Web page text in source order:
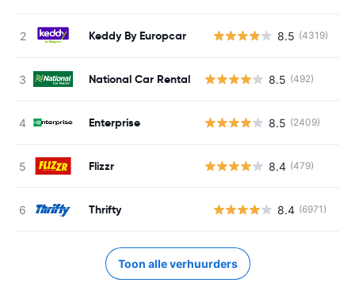
Keddy By Europcar 8.5 (4319)
National Car Rental 8.5 (492)
Enterprise 8.5 (2409)
Flizzr 8.4 (479)
Thrifty 8.4 (6971)
Toon alle verhuurders